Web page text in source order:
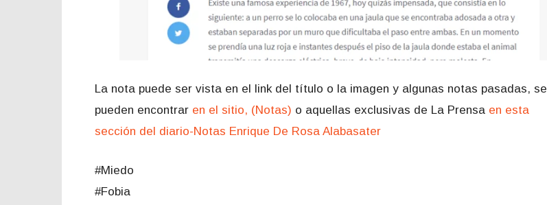
La nota puede ser vista en el link del título o la imagen y algunas notas pasadas, se
pueden encontrar en el sitio, (Notas) o aquellas exclusivas de La Prensa en esta
sección del diario-Notas Enrique De Rosa Alabasater
#Miedo
#Fobia